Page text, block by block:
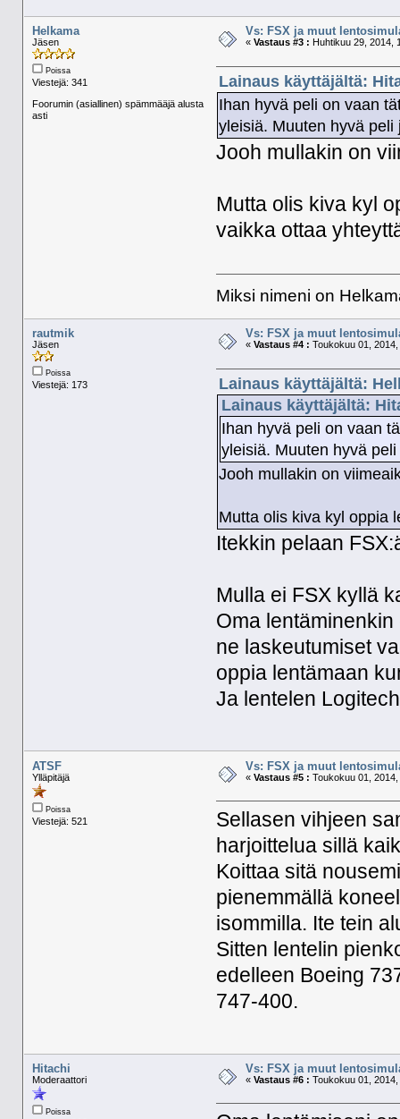
Helkama
Jäsen
Poissa
Viestejä: 341
Foorumin (asiallinen) spämmääjä alusta
asti
Vs: FSX ja muut
« Vastaus #3 : Huhtikuu 29, 2014,
Lainaus käyttäjältä:
Ihan hyvä peli on vaan
yleisiä. Muuten hyvä
Jooh mullakin on
Mutta olis kiva kyl
vaikka ottaa
Miksi nimeni on
rautmik
Jäsen
Poissa
Viestejä: 173
Vs: FSX ja muut
« Vastaus #4 : Toukokuu 01,
Lainaus käyttäjältä:
Lainaus käyttäjältä:
Ihan hyvä peli on vaan
yleisiä. Muuten hyvä
Jooh mullakin on
Mutta olis kiva kyl oppia
Itekkin pelaan
Mulla ei FSX kyllä
Oma
ne laskeutumiset
oppia lentämaan
Ja lentelen
ATSF
Ylläpitäjä
Poissa
Viestejä: 521
Vs: FSX ja muut
« Vastaus #5 : Toukokuu 01, 2014,
Sellasen vihjeen
harjoittelua sillä
Koittaa sitä
pienemmällä
isommilla. Ite tein
Sitten lentelin
edelleen Boeing
747-400.
Hitachi
Moderaattori
Poissa
Vs: FSX ja muut
« Vastaus #6 : Toukokuu 01,